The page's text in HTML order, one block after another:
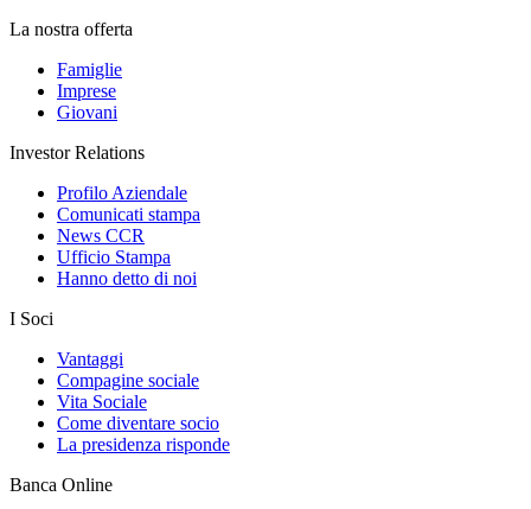
La nostra offerta
Famiglie
Imprese
Giovani
Investor Relations
Profilo Aziendale
Comunicati stampa
News CCR
Ufficio Stampa
Hanno detto di noi
I Soci
Vantaggi
Compagine sociale
Vita Sociale
Come diventare socio
La presidenza risponde
Banca Online